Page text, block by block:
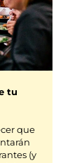
tu
que
(y